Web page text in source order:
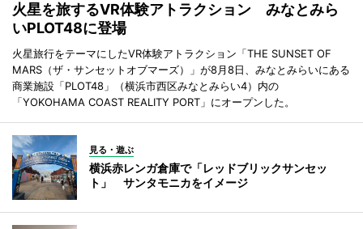
火星を旅するVR体験アトラクション みなとみら
いPLOT48に登場
火星旅行をテーマにしたVR体験アトラクション「THE SUNSET OF
MARS（ザ・サンセットオブマーズ）」が8月8日、みなとみらいにある
商業施設「PLOT48」（横浜市西区みなとみらい4）内の
「YOKOHAMA COAST REALITY PORT」にオープンした。
見る・遊ぶ
横浜赤レンガ倉庫で「レッドブリックサンセッ
ト」 サンタモニカをイメージ